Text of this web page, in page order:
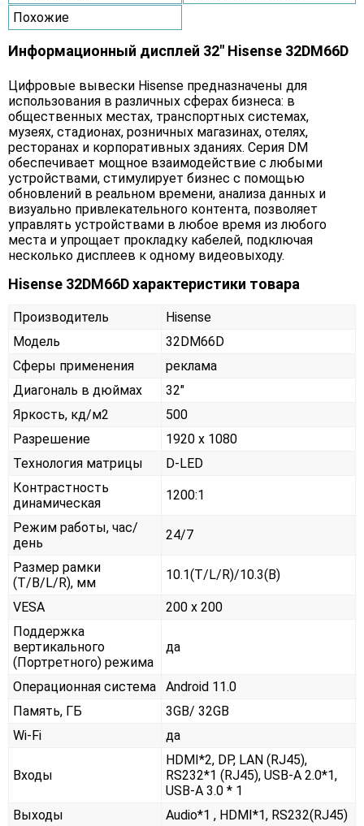
Похожие
Информационный дисплей 32" Hisense 32DM66D
Цифровые вывески Hisense предназначены для
использования в различных сферах бизнеса: в
общественных местах, транспортных системах,
музеях, стадионах, розничных магазинах, отелях,
ресторанах и корпоративных зданиях. Серия DM
обеспечивает мощное взаимодействие с любыми
устройствами, стимулирует бизнес с помощью
обновлений в реальном времени, анализа данных и
визуально привлекательного контента, позволяет
управлять устройствами в любое время из любого
места и упрощает прокладку кабелей, подключая
несколько дисплеев к одному видеовыходу.
Hisense 32DM66D характеристики товара
Производитель
Hisense
Модель
32DM66D
Сферы применения
реклама
Диагональ в дюймах
32"
Яркость, кд/м2
500
Разрешение
1920 x 1080
Технология матрицы
D-LED
Контрастность
динамическая
1200:1
Режим работы, час/
день
24/7
Размер рамки
(T/B/L/R), мм
10.1(T/L/R)/10.3(B)
VESA
200 x 200
Поддержка
вертикального
(Портретного) режима
да
Операционная система
Android 11.0
Память, ГБ
3GB/ 32GB
Wi-Fi
да
Входы
HDMI*2, DP, LAN (RJ45),
RS232*1 (RJ45), USB-A 2.0*1,
USB-A 3.0 * 1
Выходы
Audio*1 , HDMI*1, RS232(RJ45)